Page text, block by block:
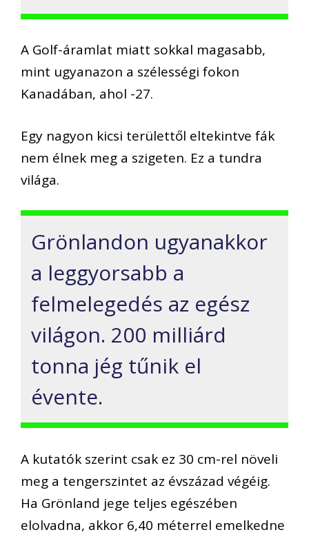
A Golf-áramlat miatt sokkal magasabb,
mint ugyanazon a szélességi fokon
Kanadában, ahol -27.
Egy nagyon kicsi területtől eltekintve fák
nem élnek meg a szigeten. Ez a tundra
világa.
Grönlandon ugyanakkor
a leggyorsabb a
felmelegedés az egész
világon. 200 milliárd
tonna jég tűnik el
évente.
A kutatók szerint csak ez 30 cm-rel növeli
meg a tengerszintet az évszázad végéig.
Ha Grönland jege teljes egészében
elolvadna, akkor 6,40 méterrel emelkedne